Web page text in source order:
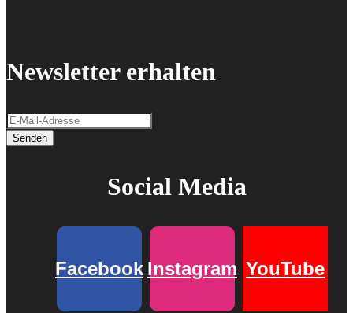
Newsletter erhalten
Senden
Social Media
Facebook Instagram YouTube